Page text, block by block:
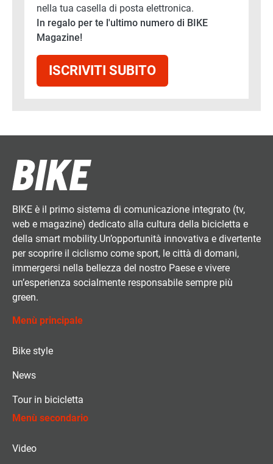
nella tua casella di posta elettronica.
In regalo per te l'ultimo numero di BIKE
Magazine!
ISCRIVITI SUBITO
BIKE è il primo sistema di comunicazione integrato (tv,
web e magazine) dedicato alla cultura della bicicletta e
della smart mobility.Un’opportunità innovativa e divertente
per scoprire il ciclismo come sport, le città di domani,
immergersi nella bellezza del nostro Paese e vivere
un’esperienza socialmente responsabile sempre più
green.
Menù principale
Bike style
News
Tour in bicicletta
Menù secondario
Video